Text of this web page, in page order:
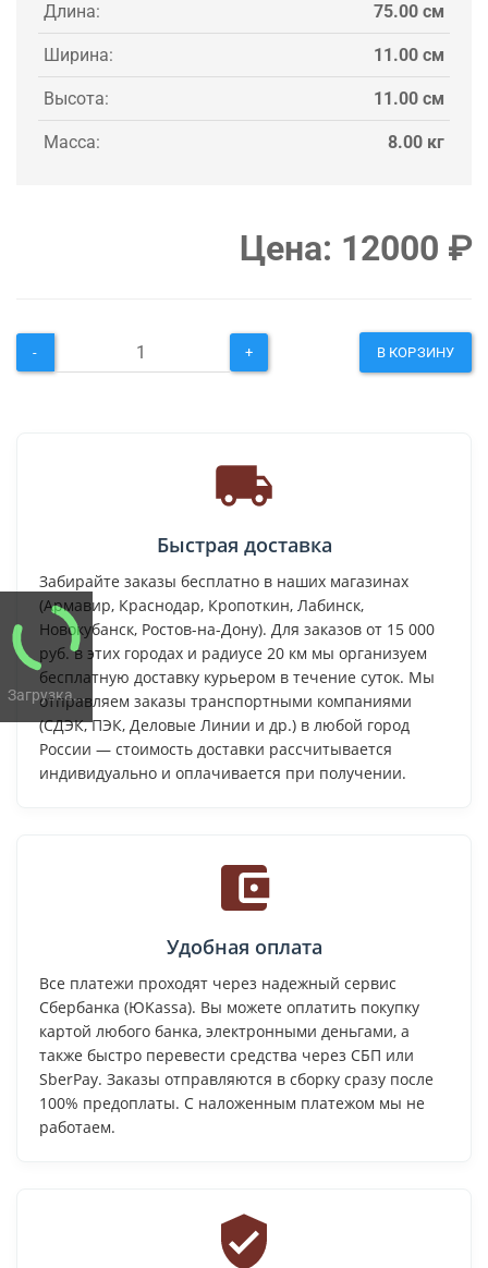
Загрузка...
Длина: 75.00 см
Ширина: 11.00 см
Высота: 11.00 см
Масса: 8.00 кг
Цена: 12000 ₽
- + В КОРЗИНУ
Быстрая доставка
Забирайте заказы бесплатно в наших магазинах
(Армавир, Краснодар, Кропоткин, Лабинск,
Новокубанск, Ростов-на-Дону). Для заказов от 15 000
руб. в этих городах и радиусе 20 км мы организуем
бесплатную доставку курьером в течение суток. Мы
отправляем заказы транспортными компаниями
(СДЭК, ПЭК, Деловые Линии и др.) в любой город
России — стоимость доставки рассчитывается
индивидуально и оплачивается при получении.
Удобная оплата
Все платежи проходят через надежный сервис
Сбербанка (ЮKassa). Вы можете оплатить покупку
картой любого банка, электронными деньгами, а
также быстро перевести средства через СБП или
SberPay. Заказы отправляются в сборку сразу после
100% предоплаты. С наложенным платежом мы не
работаем.